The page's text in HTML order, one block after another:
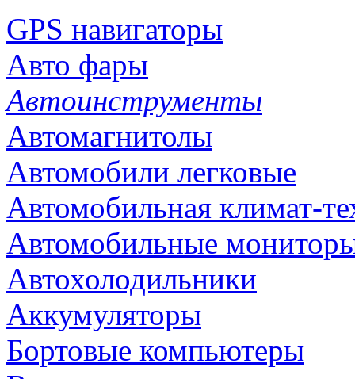
GPS навигаторы
Авто фары
Автоинструменты
Автомагнитолы
Автомобили легковые
Автомобильная климат-
Автомобильные
Автохолодильники
Аккумуляторы
Бортовые компьютеры